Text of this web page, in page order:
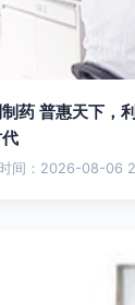
制药 普惠天下，
间：2026-08-06